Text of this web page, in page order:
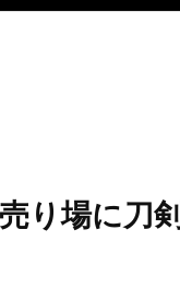
り場に刀剣